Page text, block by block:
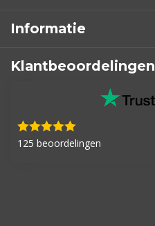
Informatie
Klantbeoordelingen
125 beoordelingen